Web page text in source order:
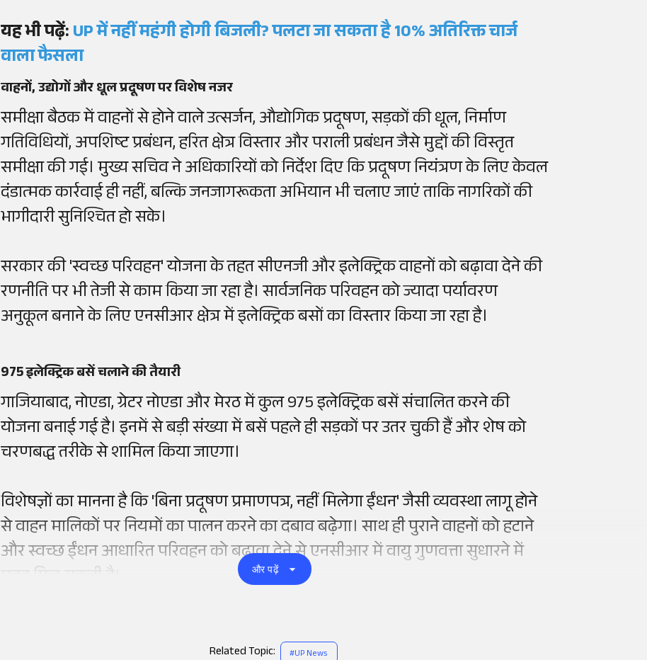
यह भी पढ़ें:UP में नहीं महंगी होगी बिजली? पलटा जा सकता है 10% अतिरिक्त चार्ज
वाला फैसला
वाहनों, उद्योगों और धूल प्रदूषण पर विशेष नजर
समीक्षा बैठक में वाहनों से होने वाले उत्सर्जन, औद्योगिक प्रदूषण, सड़कों की धूल, निर्माण
गतिविधियों, अपशिष्ट प्रबंधन, हरित क्षेत्र विस्तार और पराली प्रबंधन जैसे मुद्दों की विस्तृत
समीक्षा की गई। मुख्य सचिव ने अधिकारियों को निर्देश दिए कि प्रदूषण नियंत्रण के लिए केवल
दंडात्मक कार्रवाई ही नहीं, बल्कि जनजागरूकता अभियान भी चलाए जाएं ताकि नागरिकों की
भागीदारी सुनिश्चित हो सके।
सरकार की 'स्वच्छ परिवहन' योजना के तहत सीएनजी और इलेक्ट्रिक वाहनों को बढ़ावा देने की
रणनीति पर भी तेजी से काम किया जा रहा है। सार्वजनिक परिवहन को ज्यादा पर्यावरण
अनुकूल बनाने के लिए एनसीआर क्षेत्र में इलेक्ट्रिक बसों का विस्तार किया जा रहा है।
975 इलेक्ट्रिक बसें चलाने की तैयारी
गाजियाबाद, नोएडा, ग्रेटर नोएडा और मेरठ में कुल 975 इलेक्ट्रिक बसें संचालित करने की
योजना बनाई गई है। इनमें से बड़ी संख्या में बसें पहले ही सड़कों पर उतर चुकी हैं और शेष को
चरणबद्ध तरीके से शामिल किया जाएगा।
विशेषज्ञों का मानना है कि 'बिना प्रदूषण प्रमाणपत्र, नहीं मिलेगा ईंधन' जैसी व्यवस्था लागू होने
से वाहन मालिकों पर नियमों का पालन करने का दबाव बढ़ेगा। साथ ही पुराने वाहनों को हटाने
और स्वच्छ ईंधन आधारित परिवहन को बढ़ावा देने से एनसीआर में वायु गुणवत्ता सुधारने में
और पढ़ें
Related Topic: #UP News